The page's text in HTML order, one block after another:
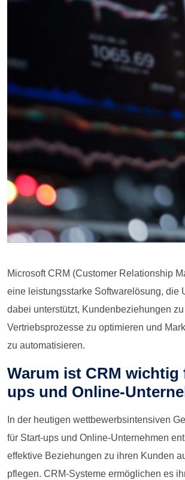
Microsoft CRM (Customer Relationship
eine leistungsstarke Softwarelösung, die
dabei unterstützt, Kundenbeziehungen
Vertriebsprozesse zu optimieren und
zu automatisieren.
Warum ist CRM wichtig
ups und Online-
In der heutigen wettbewerbsintensiven
für Start-ups und Online-Unternehmen
effektive Beziehungen zu ihren Kunden
pflegen. CRM-Systeme ermöglichen es